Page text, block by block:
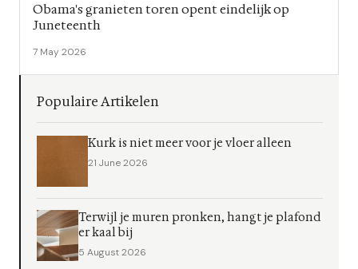
Obama's granieten toren opent eindelijk op
Juneteenth
7 May 2026
Populaire Artikelen
Kurk is niet meer voor je vloer alleen
21 June 2026
Terwijl je muren pronken, hangt je plafond
er kaal bij
5 August 2026